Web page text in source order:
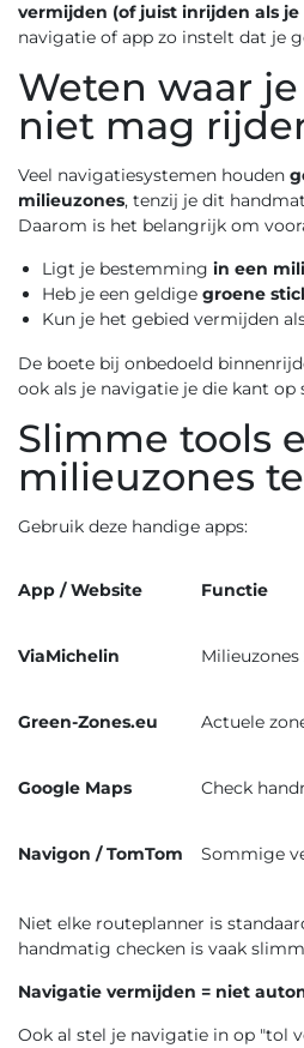
vermijden (of juist inrijden als je
navigatie of app zo instelt dat je
Weten waar
niet mag
Veel navigatiesystemen houden
milieuzones, tenzij je dit
Daarom is het belangrijk om
Ligt je bestemming in een
Heb je een geldige groene
Kun je het gebied vermijden
De boete bij onbedoeld
ook als je navigatie je die kant op
Slimme tools
milieuzones
Gebruik deze handige apps:
App / Website Functie
ViaMichelin
Green-Zones.eu Actuele
Google Maps Check
Navigon / TomTom Sommige
Niet elke routeplanner is
handmatig checken is vaak
Navigatie vermijden = niet
Ook al stel je navigatie in op "tol